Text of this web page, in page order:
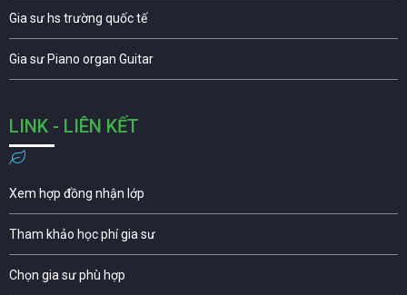
Gia sư hs trường quốc tế
Gia sư Piano organ Guitar
LINK - LIÊN KẾT
Xem hợp đồng nhận lớp
Tham khảo học phí gia sư
Chọn gia sư phù hợp